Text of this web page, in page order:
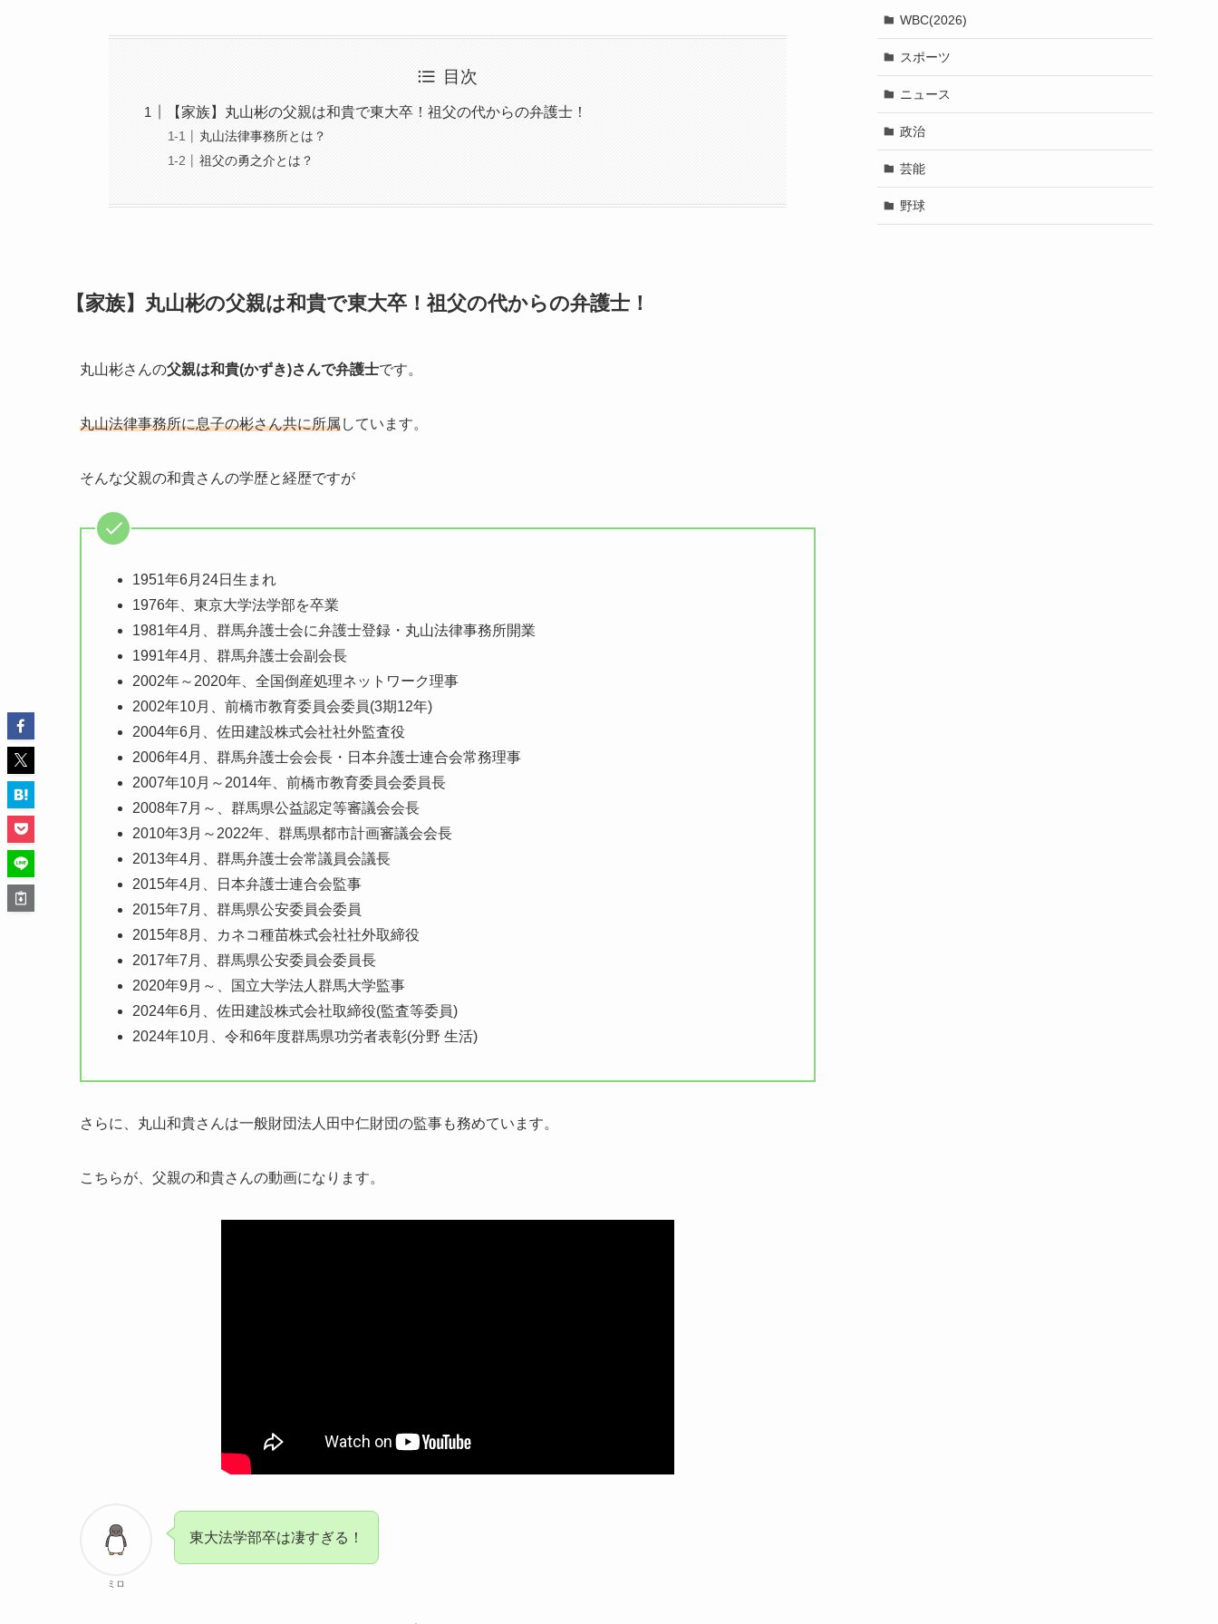
目次
【家族】丸山彬の父親は和貴で東大卒！祖父の代からの弁護士！
丸山法律事務所とは？
祖父の勇之介とは？
【家族】丸山彬の父親は和貴で東大卒！祖父の代からの弁護士！
丸山彬さんの父親は和貴(かずき)さんで弁護士です。
丸山法律事務所に息子の彬さん共に所属しています。
そんな父親の和貴さんの学歴と経歴ですが
1951年6月24日生まれ
1976年、東京大学法学部を卒業
1981年4月、群馬弁護士会に弁護士登録・丸山法律事務所開業
1991年4月、群馬弁護士会副会長
2002年～2020年、全国倒産処理ネットワーク理事
2002年10月、前橋市教育委員会委員(3期12年)
2004年6月、佐田建設株式会社社外監査役
2006年4月、群馬弁護士会会長・日本弁護士連合会常務理事
2007年10月～2014年、前橋市教育委員会委員長
2008年7月～、群馬県公益認定等審議会会長
2010年3月～2022年、群馬県都市計画審議会会長
2013年4月、群馬弁護士会常議員会議長
2015年4月、日本弁護士連合会監事
2015年7月、群馬県公安委員会委員
2015年8月、カネコ種苗株式会社社外取締役
2017年7月、群馬県公安委員会委員長
2020年9月～、国立大学法人群馬大学監事
2024年6月、佐田建設株式会社取締役(監査等委員)
2024年10月、令和6年度群馬県功労者表彰(分野 生活)
さらに、丸山和貴さんは一般財団法人田中仁財団の監事も務めています。
こちらが、父親の和貴さんの動画になります。
ミロ
東大法学部卒は凄すぎる！
WBC(2026)
スポーツ
ニュース
政治
芸能
野球